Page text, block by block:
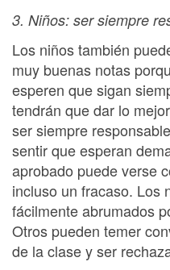
3. Niños: ser siempre
Los niños también
muy buenas notas
esperen que sigan
tendrán que dar lo
ser siempre
sentir que esperan
aprobado puede verse
incluso un fracaso. Los
fácilmente abrumados
Otros pueden temer
de la clase y ser